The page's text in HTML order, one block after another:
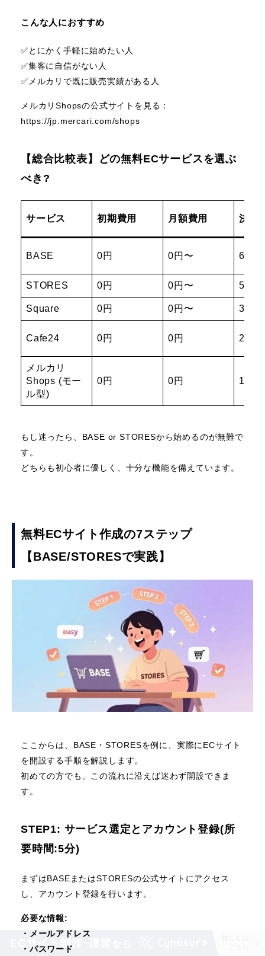
こんな人におすすめ
✅️とにかく手軽に始めたい人
✅️集客に自信がない人
✅️メルカリで既に販売実績がある人
メルカリShopsの公式サイトを見る：
https://jp.mercari.com/shops
【総合比較表】どの無料ECサービスを選ぶ
べき?
サービス 初期費用 月額費用 決済
BASE 0円 0円〜
STORES 0円 0円〜 5.0%
Square 0円 0円〜 3.6%
Cafe24 0円 0円
メルカリ
Shops (モー
ル型)
0円 0円 10%
もし迷ったら、BASE or STORESから始めるのが無難で
す。
どちらも初心者に優しく、十分な機能を備えています。
無料ECサイト作成の7ステップ
【BASE/STORESで実践】
ここからは、BASE・STORESを例に、実際にECサイト
を開設する手順を解説します。
初めての方でも、この流れに沿えば迷わず開設できま
す。
STEP1: サービス選定とアカウント登録(所
要時間:5分)
まずはBASEまたはSTORESの公式サイトにアクセス
し、アカウント登録を行います。
必要な情報:
・メールアドレス
・パスワード